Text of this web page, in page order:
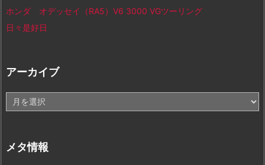
ホンダ オデッセイ（RA5）V6 3000 VGツーリング
日々是好日
アーカイブ
ー
ブ
メタ情報